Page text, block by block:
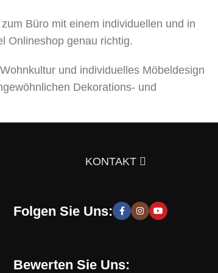
Büro mit einem individuellen und in
Onlineshop genau richtig.
und individuelles Möbeldesign
Dekorations- und
Lösungen, die Sie zur Schaffung
Sie erhalten speziell für Sie
KONTAKT
Folgen Sie Uns:
Bewerten Sie Uns: